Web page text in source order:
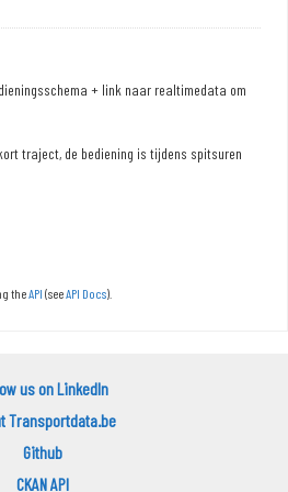
+ link naar realtimedata om
traject, de bediening is tijdens spitsuren
theAPI (seeAPI Docs).
us on LinkedIn
Transportdata.be
Github
CKAN API